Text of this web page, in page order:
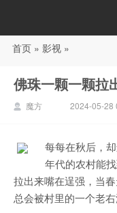
88影视
首页 » 影视 »
佛珠一颗一颗拉
魔方 2024-05-28
每每在秋后，
年代的农村能
拉出来嘴在逞强，当
总会被村里的一个老